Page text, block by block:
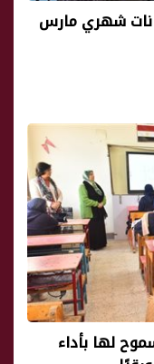
شهري مارس
لها بأداء